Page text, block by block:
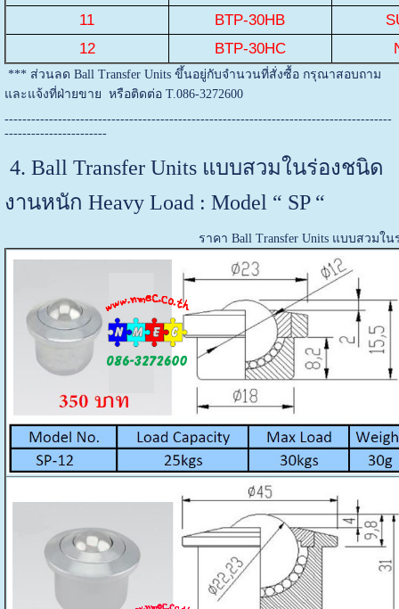
11
BTP-30HB
12
BTP-30HC
*** ส่วนลด Ball Transfer Units ขึ้นอยู่กับจำนวนที่สั่งซื้อ กรุณาสอบถาม
และแจ้งที่ฝ่ายขาย หรือติดต่อ T.086-3272600
---------------------------------------------------------------------------------------
-----------------------
4. Ball Transfer Units แบบสวมในร่องชนิด
งานหนัก Heavy Load : Model “ SP “
ราคา Ball Transfer Units แบบสวมใน